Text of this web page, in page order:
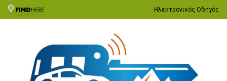
Ηλεκτρονικός Οδηγός